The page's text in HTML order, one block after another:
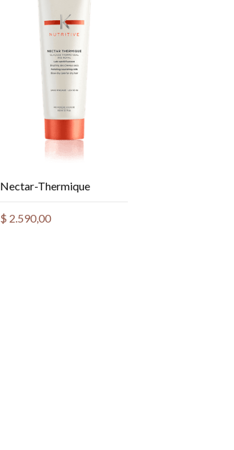
Nectar-Thermique
$ 2.590,00